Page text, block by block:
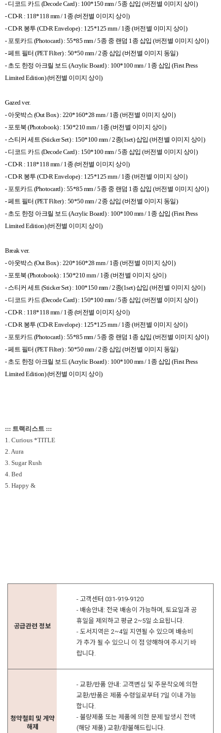
- 디코드 카드 (Decode Card) : 100*150 mm / 5종 삽입 (버전별 이미지 상이)
- CD-R : 118*118 mm / 1 종 (버전별 이미지 상이)
- CD-R 봉투 (CD-R Envelope) : 125*125 mm / 1 종 (버전별 이미지 상이)
- 포토카드 (Photocard) : 55*85 mm / 5종 중 랜덤 1 종 삽입 (버전별 이미지 상이)
-페트 필터 (PET Filter) : 50*50 mm / 2종 삽입 (버전별 이미지 동일)
- 초도 한정 아크릴 보드 (Acrylic Board) : 100*100 mm / 1 종 삽입 (First Press
Limited Edition) (버전별 이미지 상이)
Gazed ver.
- 아웃박스 (Out Box) : 220*160*28 mm / 1 종 (버전별 이미지 상이)
- 포토북 (Photobook) : 150*210 mm / 1 종 (버전별 이미지 상이)
- 스티커 세트 (Sticker Set) : 150*100 mm / 2종(1set)삽입 (버전별 이미지 상이)
- 디코드 카드 (Decode Card) : 150*100 mm / 5종 삽입 (버전별 이미지 상이)
- CD-R : 118*118 mm / 1 종 (버전별 이미지 상이)
- CD-R 봉투 (CD-R Envelope) : 125*125 mm / 1 종 (버전별 이미지 상이)
- 포토카드 (Photocard) : 55*85 mm / 5종 중 랜덤 1 종 삽입 (버전별 이미지 상이)
-페트 필터 (PET Filter) : 50*50 mm / 2종 삽입 (버전별 이미지 동일)
- 초도 한정 아크릴 보드 (Acrylic Board) : 100*100 mm / 1 종 삽입 (First Press
Limited Edition) (버전별 이미지 상이)
Break ver.
- 아웃박스 (Out Box) : 220*160*28 mm / 1 종 (버전별 이미지 상이)
- 포토북 (Photobook) : 150*210 mm / 1 종 (버전별 이미지 상이)
- 스티커 세트 (Sticker Set) : 100*150 mm / 2종(1set)삽입 (버전별 이미지 상이)
- 디코드 카드 (Decode Card) : 150*100 mm / 5종 삽입 (버전별 이미지 상이)
- CD-R : 118*118 mm / 1 종 (버전별 이미지 상이)
- CD-R 봉투 (CD-R Envelope) : 125*125 mm / 1 종 (버전별 이미지 상이)
- 포토카드 (Photocard) : 55*85 mm / 5종 중 랜덤 1 종 삽입 (버전별 이미지 상이)
-페트 필터 (PET Filter) : 50*50 mm / 2종 삽입 (버전별 이미지 동일)
- 초도 한정 아크릴 보드 (Acrylic Board) : 100*100 mm / 1 종 삽입 (First Press
Limited Edition) (버전별 이미지 상이)
::: 트랙리스트 :::
1. Curious *TITLE
2. Aura
3. Sugar Rush
4. Bed
5. Happy &
공급관련 정보
- 고객센터 031-919-9120
- 배송안내: 전국 배송이 가능하며, 토요일과 공
휴일을 제외하고 평균 2~5일 소요됩니다.
- 도서지역은 2~4일 지연될 수 있으며 배송비
가 추가 될 수 있으니 이 점 양해하여 주시기 바
랍니다.
청약철회 및 계약
해제
- 교환/반품 안내: 고객변심 및 주문착오에 의한
교환/반품은 제품 수령일로부터 7일 이내 가능
합니다.
- 불량제품 또는 제품에 의한 문제 발생시 전액
(해당 제품) 교환/환불해드립니다.